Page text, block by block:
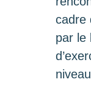
cadre
par le